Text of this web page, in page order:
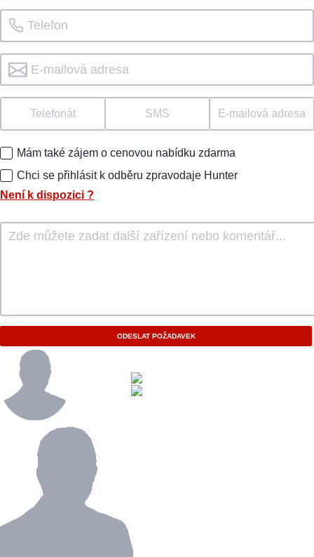
Telefonát SMS E-mailová adresa
Mám také zájem o cenovou nabídku zdarma
Chci se přihlásit k odběru zpravodaje Hunter
Není k dispozici ?
ODESLAT POŽADAVEK